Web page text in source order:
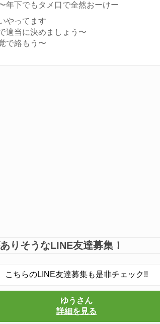
年下でもタメ口で全然おーけー
やってます
適当に決めましょう〜
で絡もう〜
りそうなLINE友達募集！
こちらのLINE友達募集も是非チェック!!
ゆうさん
詳細を見る